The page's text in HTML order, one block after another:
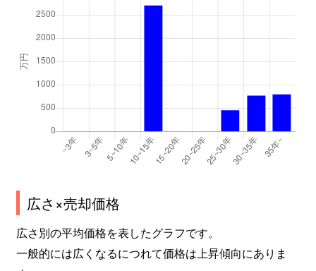
広さ×売却価格
広さ別の平均価格を表したグラフです。
一般的には広くなるにつれて価格は上昇傾向にありま